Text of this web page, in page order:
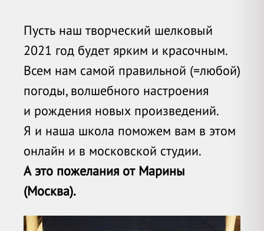
Пусть наш творческий шелковый
2021 год будет ярким и красочным.
Всем нам самой правильной (=любой)
погоды, волшебного настроения
и рождения новых произведений.
Я и наша школа поможем вам в этом
онлайн и в московской студии.
А это пожелания от Марины
(Москва).